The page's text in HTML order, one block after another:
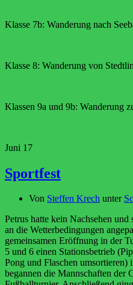
Klasse 7b: Wanderung nach
Klasse 8: Wanderung von
Klassen 9a und 9b: Wanderung
Juni 17
Sportfest
Von Steffen Krech unter
Petrus hatte kein Nachsehen
an die Wetterbedingungen
gemeinsamen Eröffnung in der
5 und 6 einen Stationsbetrieb
Pong und Flaschen umsortieren)
begannen die Mannschaften der